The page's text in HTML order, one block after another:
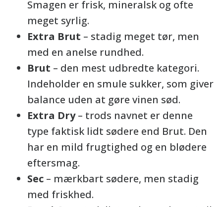
Smagen er frisk, mineralsk og ofte
meget syrlig.
Extra Brut – stadig meget tør, men
med en anelse rundhed.
Brut – den mest udbredte kategori.
Indeholder en smule sukker, som giver
balance uden at gøre vinen sød.
Extra Dry– trods navnet er denne
type faktisk lidt sødere end Brut. Den
har en mild frugtighed og en blødere
eftersmag.
Sec – mærkbart sødere, men stadig
med friskhed.